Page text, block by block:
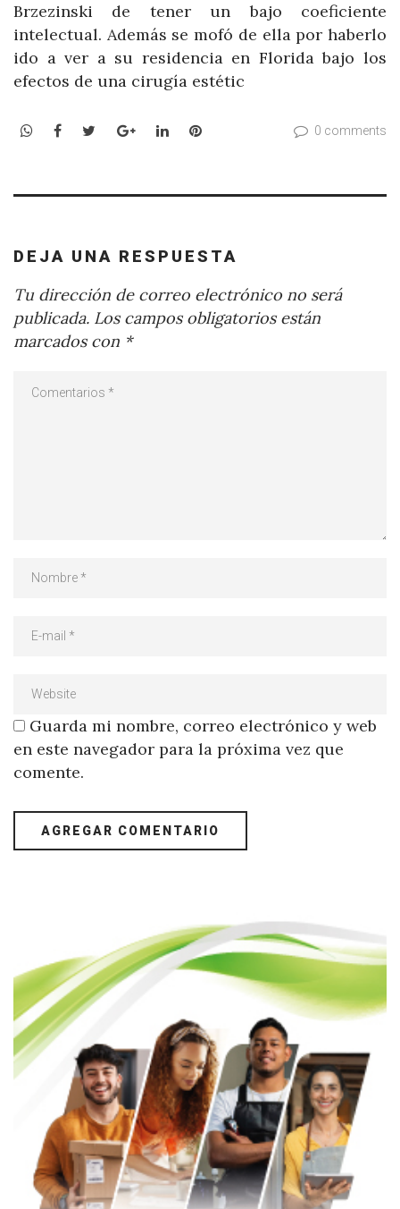
Brzezinski de tener un bajo coeficiente
intelectual. Además se mofó de ella por haberlo
ido a ver a su residencia en Florida bajo los
efectos de una cirugía estétic
WhatsApp
Facebook
TwitterGoogle+LinkedInPinterest 0 comments
DEJA UNA RESPUESTA
Tu dirección de correo electrónico no será
publicada. Los campos obligatorios están
marcados con *
Guarda mi nombre, correo electrónico y web
en este navegador para la próxima vez que
comente.